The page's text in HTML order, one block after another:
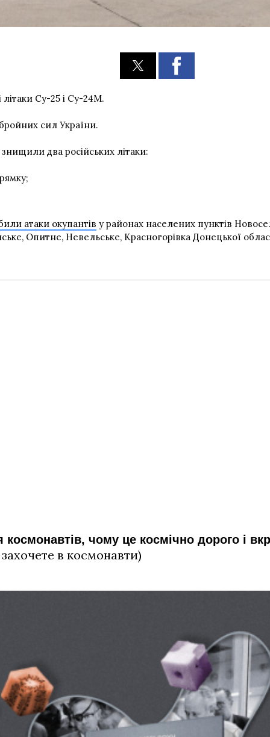
Су-25 і Су-24М.
сил України.
два російських літаки:
атаки окупантів у районах населених пунктів
Опитне, Невельське, Красногорівка Донецької